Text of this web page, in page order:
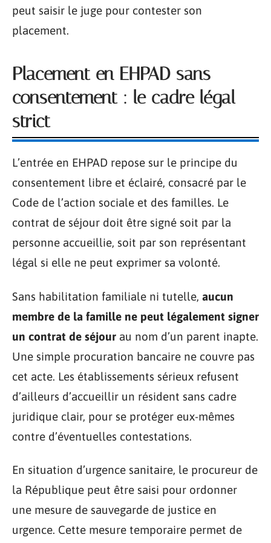
peut saisir le juge pour contester son
placement.
Placement en EHPAD sans
consentement : le cadre légal
strict
L’entrée en EHPAD repose sur le principe du
consentement libre et éclairé, consacré par le
Code de l’action sociale et des familles. Le
contrat de séjour doit être signé soit par la
personne accueillie, soit par son représentant
légal si elle ne peut exprimer sa volonté.
Sans habilitation familiale ni tutelle, aucun
membre de la famille ne peut légalement signer
un contrat de séjour au nom d’un parent inapte.
Une simple procuration bancaire ne couvre pas
cet acte. Les établissements sérieux refusent
d’ailleurs d’accueillir un résident sans cadre
juridique clair, pour se protéger eux-mêmes
contre d’éventuelles contestations.
En situation d’urgence sanitaire, le procureur de
la République peut être saisi pour ordonner
une mesure de sauvegarde de justice en
urgence. Cette mesure temporaire permet de